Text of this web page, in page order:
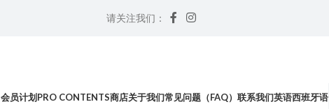
请关注我们：
会员计划PRO CONTENTS商店关于我们常见问题（FAQ）联系我们英语西班牙语